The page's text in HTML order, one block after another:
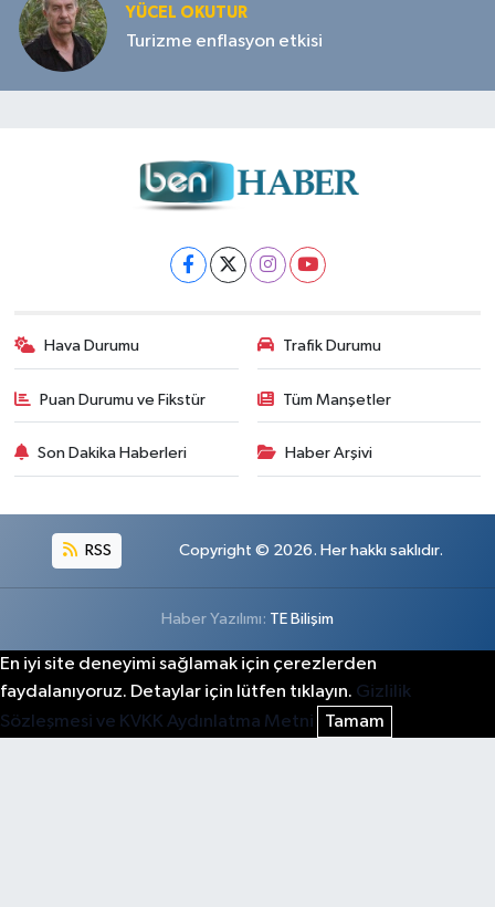
YÜCEL OKUTUR
Turizme enflasyon etkisi
Hava Durumu Trafik Durumu
Puan Durumu ve Fikstür Tüm Manşetler
Son Dakika Haberleri Haber Arşivi
RSS Copyright © 2026. Her hakkı saklıdır.
Haber Yazılımı: TE Bilişim
En iyi site deneyimi sağlamak için çerezlerden
faydalanıyoruz. Detaylar için lütfen tıklayın. Gizlilik
Sözleşmesi ve KVKK Aydınlatma Metni
Tamam